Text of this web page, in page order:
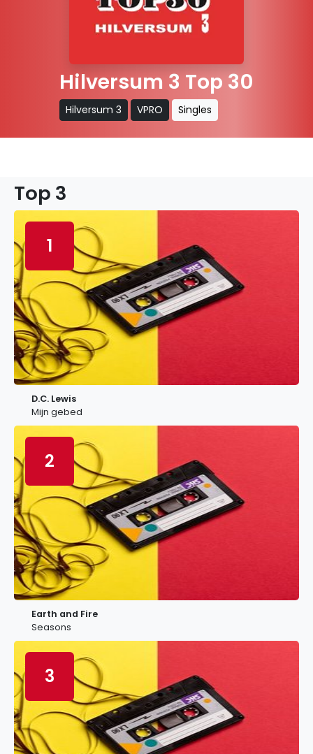
Hilversum 3 Top 30
Hilversum 3 VPRO Singles
Top 3
1
D.C. Lewis
Mijn gebed
2
Earth and Fire
Seasons
3